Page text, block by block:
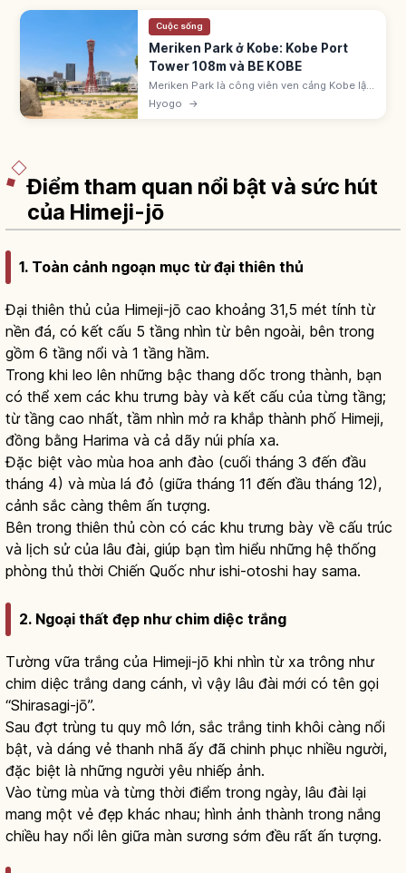
Cuộc sống
Meriken Park ở Kobe: Kobe Port
Tower 108m và BE KOBE
Meriken Park là công viên ven cảng Kobe lập
năm 1987, với Kobe Port Tower cao 108m,
tượng đài BE KOBE (2017), Bảo tàng Hàng hải
Hyogo →
Điểm tham quan nổi bật và sức hút
của Himeji-jō
1. Toàn cảnh ngoạn mục từ đại thiên thủ
Đại thiên thủ của Himeji-jō cao khoảng 31,5 mét tính từ
nền đá, có kết cấu 5 tầng nhìn từ bên ngoài, bên trong
gồm 6 tầng nổi và 1 tầng hầm.
Trong khi leo lên những bậc thang dốc trong thành, bạn
có thể xem các khu trưng bày và kết cấu của từng tầng;
từ tầng cao nhất, tầm nhìn mở ra khắp thành phố Himeji,
đồng bằng Harima và cả dãy núi phía xa.
Đặc biệt vào mùa hoa anh đào (cuối tháng 3 đến đầu
tháng 4) và mùa lá đỏ (giữa tháng 11 đến đầu tháng 12),
cảnh sắc càng thêm ấn tượng.
Bên trong thiên thủ còn có các khu trưng bày về cấu trúc
và lịch sử của lâu đài, giúp bạn tìm hiểu những hệ thống
phòng thủ thời Chiến Quốc như ishi-otoshi hay sama.
2. Ngoại thất đẹp như chim diệc trắng
Tường vữa trắng của Himeji-jō khi nhìn từ xa trông như
chim diệc trắng dang cánh, vì vậy lâu đài mới có tên gọi
“Shirasagi-jō”.
Sau đợt trùng tu quy mô lớn, sắc trắng tinh khôi càng nổi
bật, và dáng vẻ thanh nhã ấy đã chinh phục nhiều người,
đặc biệt là những người yêu nhiếp ảnh.
Vào từng mùa và từng thời điểm trong ngày, lâu đài lại
mang một vẻ đẹp khác nhau; hình ảnh thành trong nắng
chiều hay nổi lên giữa màn sương sớm đều rất ấn tượng.